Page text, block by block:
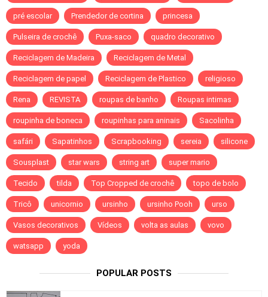
pré escolar Prendedor de cortina princesa
Pulseira de crochê Puxa-saco quadro decorativo
Reciclagem de Madeira Reciclagem de Metal
Reciclagem de papel Reciclagem de Plastico religioso
Rena REVISTA roupas de banho Roupas intimas
roupinha de boneca roupinhas para aninais Sacolinha
safári Sapatinhos Scrapbooking sereia silicone
Sousplast star wars string art super mario
Tecido tilda Top Cropped de crochê topo de bolo
Tricô unicornio ursinho ursinho Pooh urso
Vasos decorativos Vídeos volta as aulas vovo
watsapp yoda
POPULAR POSTS